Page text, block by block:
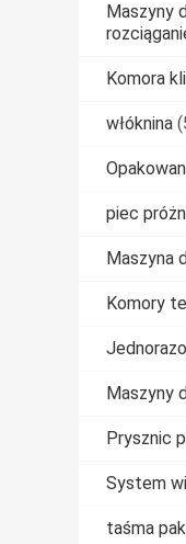
Maszyny
Komora
włóknina
piec
Maszyna
Komory
Maszyny
Prysznic
System
taśma